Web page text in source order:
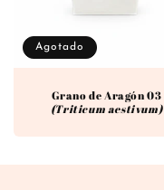
Agotado
Grano de Aragón 03
(Triticum aestivum)